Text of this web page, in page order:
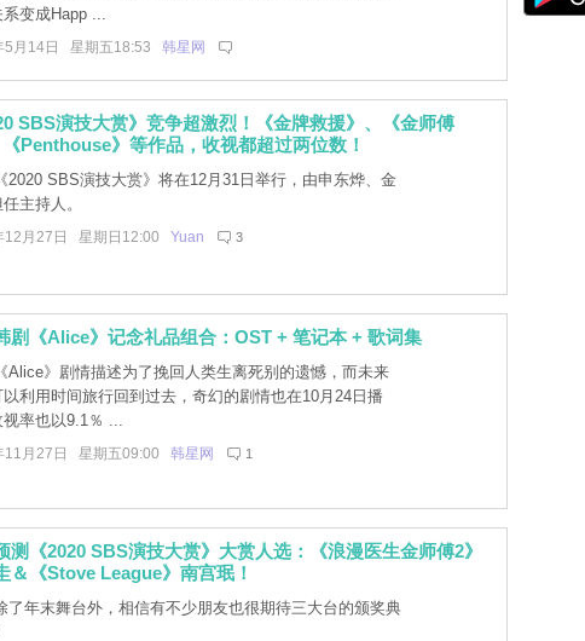
变成Happ ...
5月14日 星期五18:53 韩星网
SBS演技大赏》竞争超激烈！《金牌救援》、《金师傅
Penthouse》等作品，收视都超过两位数！
2020 SBS演技大赏》将在12月31日举行，由申东烨、金
主持人。
12月27日 星期日12:00 Yuan 3
剧《Alice》记念礼品组合：OST + 笔记本 + 歌词集
Alice》剧情描述为了挽回人类生离死别的遗憾，而未来
以利用时间旅行回到过去，奇幻的剧情也在10月24日播
视率也以9.1％ ...
11月27日 星期五09:00 韩星网 1
测《2020 SBS演技大赏》大赏人选：《浪漫医生金师傅2》
＆《Stove League》南宫珉！
了年末舞台外，相信有不少朋友也很期待三大台的颁奖典